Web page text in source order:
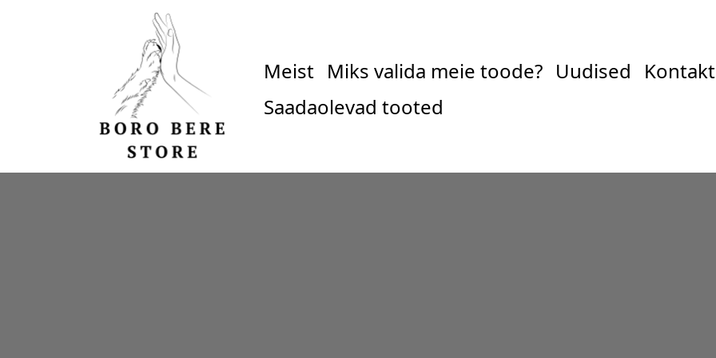
Meist Miks valida meie toode? Uudised
Kontakt
Saadaolevad tooted